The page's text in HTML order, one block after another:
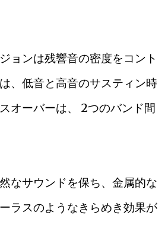
ョンは残響音の密度をコント
、低音と高音のサスティン時
オーバーは、 2つのバンド間
なサウンドを保ち、金属的な
ラスのようなきらめき効果が